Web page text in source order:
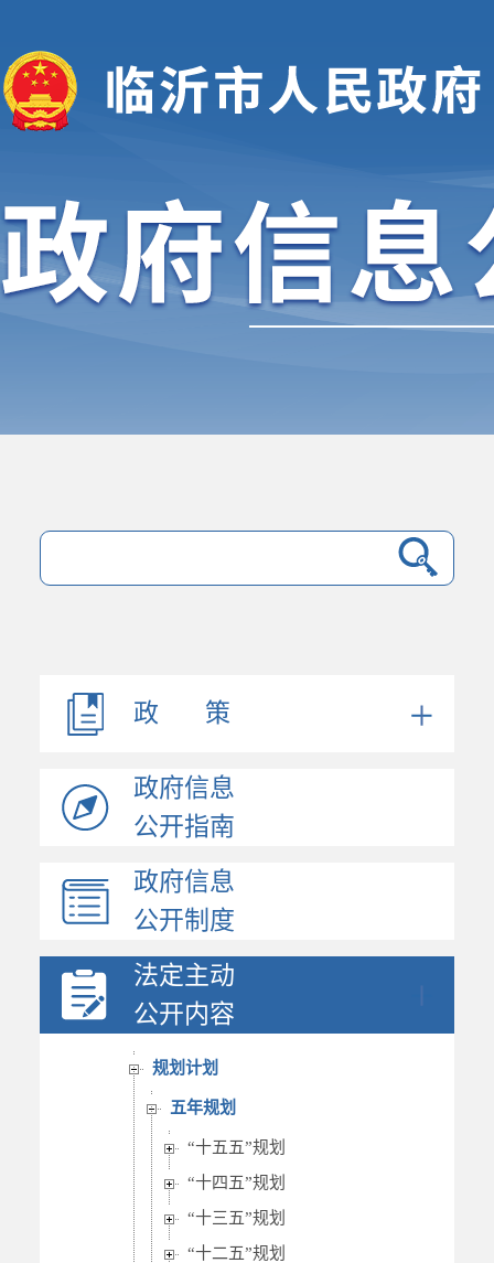
政 策
政府信息
公开指南
政府信息
公开制度
法定主动
公开内容
法规文件
机构职能
会议公开
决策公开
人事信息
规划计划
五年规划
“十五五”规划
“十四五”规划
“十三五”规划
“十二五”规划